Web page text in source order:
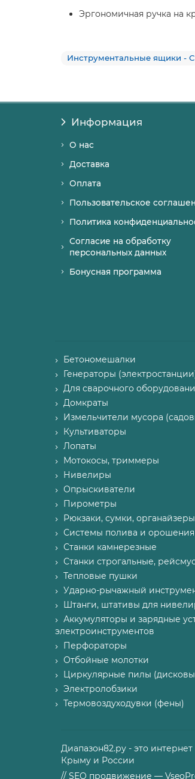
Эргономичная ручка на
Инструментальные ящики -
Информация
О нас
Доставка
Оплата
Пользовательское
Политика
Согласие на обработку
персональных данных
Бонусная программа
Бетономешалки
Генераторы
Для сварочного
Домкраты
Измельчители мусора
Культиваторы
Лопаты
Мотокосы, триммеры
Нивелиры
Опрыскиватели
Пирометры
Рюкзаки, сумки,
Системы полива и орошения
Станки камнерезные
Станки строгальные,
Тепловые пушки
Ударно-рычажный
Штанги, штативы для
Аккумуляторы и зарядные
электроинструментов
Перфораторы
Отбойные молотки
Циркулярные пилы
Электролобзики
Термовоздуходувки (фены)
Диапазон82.ру - это
Крыму и России
// SEO продвижение —